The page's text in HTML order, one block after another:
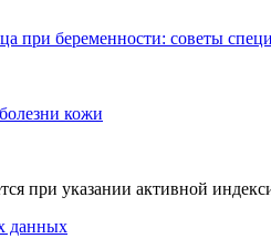
при беременности: советы
кожи
при указании активной
данных